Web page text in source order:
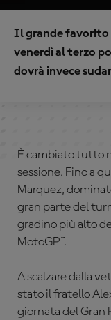
Il grande favorito
venerdì al terzo
dovrà invece
È cambiato tutto
sessione. Fino a
Marquez,
gran parte del
gradino più alto
MotoGP™.
A scalzare dalla
stato il fratello
giornata del Gran